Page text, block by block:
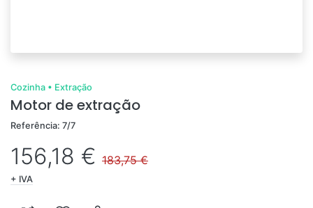
Cozinha • Extração
Motor de extração
Referência: 7/7
156,18 € 183,75 €
+ IVA